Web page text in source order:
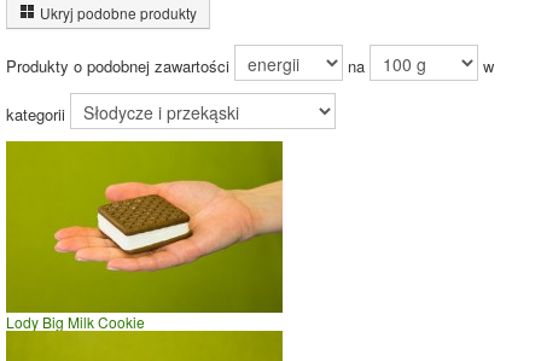
węglowodanów
(99%)
Czas potrzebny na spalenie porcji ze zdjęcia
wadze70kg -zobacz dla swojej wagi
szybki taniec,trucht
Ukryj podobne produkty
Produkty o podobnej zawartości na w
kategorii
Lody Big Milk Cookie